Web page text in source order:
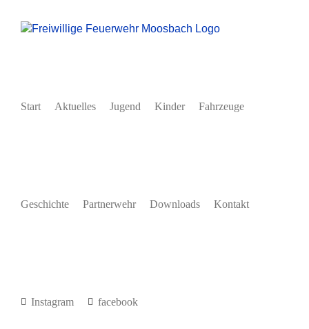
Inhalt
Start Aktuelles Jugend Kinder Fahrzeuge
Geschichte Partnerwehr Downloads Kontakt
Instagram facebook